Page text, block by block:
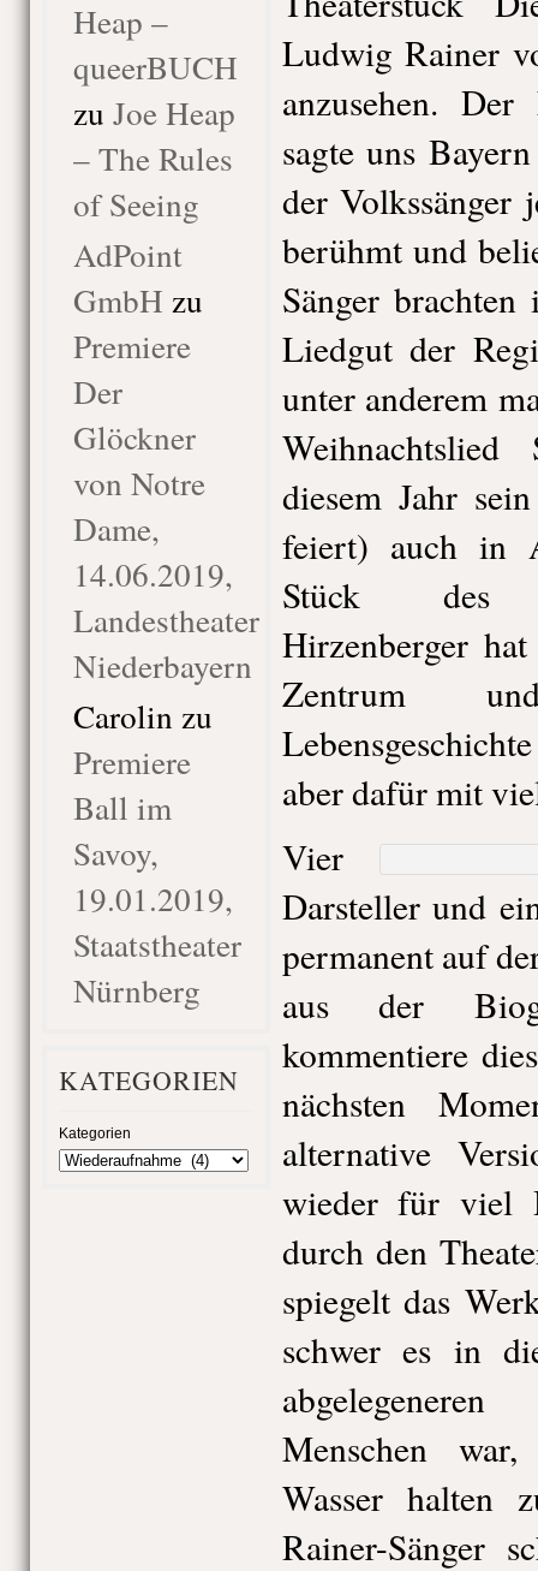
Heap –
queerBUCH
zu Joe Heap
– The Rules
of Seeing
AdPoint
GmbH zu
Premiere
Der
Glöckner
von Notre
Dame,
14.06.2019,
Landestheater
Niederbayern
Carolin zu
Premiere
Ball im
Savoy,
19.01.2019,
Staatstheater
Nürnberg
KATEGORIEN
Kategorien
Ludwig Rainer
anzusehen.
sagte uns
der Volkssänger
berühmt und
Sänger
Liedgut der
unter anderem
diesem Jahr
feiert) auch in
Stück des
Hirzenberger
Zentrum
aber dafür mit
Vier
Darsteller und
permanent auf
aus der
kommentiere
nächsten
alternative
wieder für viel
durch den
spiegelt das
schwer es in
Menschen
Wasser halten
Rainer-Sänger